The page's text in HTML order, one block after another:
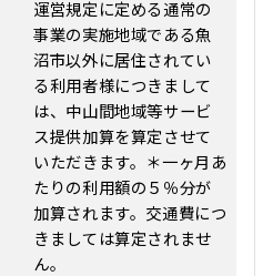
運営規定に定める通常の
事業の実施地域である魚
沼市以外に居住されてい
る利用者様につきまして
は、中山間地域等サービ
ス提供加算を算定させて
いただきます。＊一ヶ月あ
たりの利用額の５％分が
加算されます。交通費につ
きましては算定されませ
ん。